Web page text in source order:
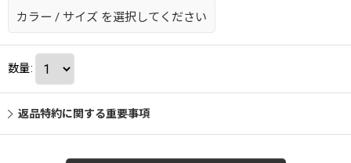
カラー / サイズ を選択してください
数量:
返品特約に関する重要事項